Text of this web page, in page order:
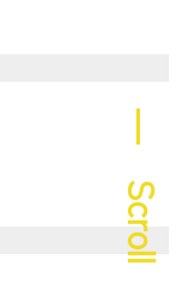
― Scroll